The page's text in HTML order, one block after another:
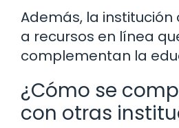
Además, la
a recursos en línea
complementan la
¿Cómo se
con otras